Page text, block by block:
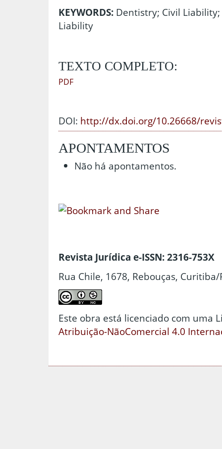
KEYWORDS: Dentistry; Civil
Liability
TEXTO COMPLETO:
PDF
DOI: http://dx.doi.org/10.26668/
APONTAMENTOS
Não há apontamentos.
Revista Jurídica e-ISSN: 2316-753X
Rua Chile, 1678, Rebouças, Curitiba/
Este obra está licenciado com uma
Atribuição-NãoComercial 4.0